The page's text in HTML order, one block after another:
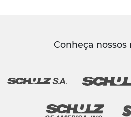
Conheça nossos